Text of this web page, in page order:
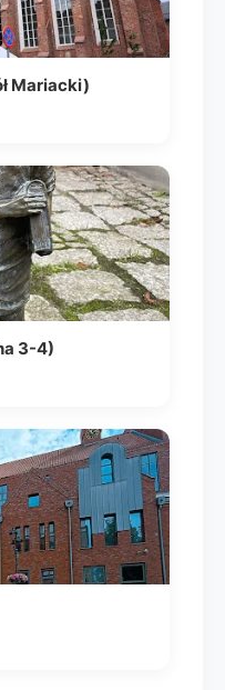
Mariacki)
3-4)